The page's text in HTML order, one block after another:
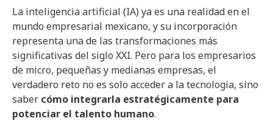
La inteligencia artificial (IA) ya es una realidad en el
mundo empresarial mexicano, y su incorporación
representa una de las transformaciones más
significativas del siglo XXI. Pero para los empresarios
de micro, pequeñas y medianas empresas, el
verdadero reto no es solo acceder a la tecnología, sino
saber cómo integrarla estratégicamente para
potenciar el talento humano.